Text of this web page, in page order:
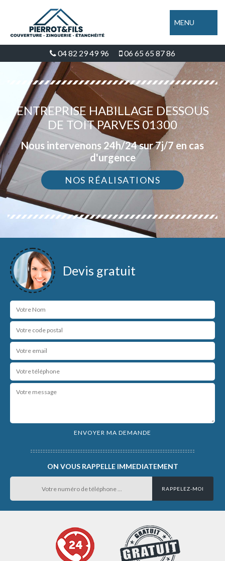
MENU
04 82 29 49 96 06 65 65 87 86
ENTREPRISE HABILLAGE DESSOUS
DE TOIT PARVES 01300
Nous intervenons 24h/24 sur 7j/7 en cas
d'urgence
NOS RÉALISATIONS
Devis gratuit
ON VOUS RAPPELLE IMMEDIATEMENT